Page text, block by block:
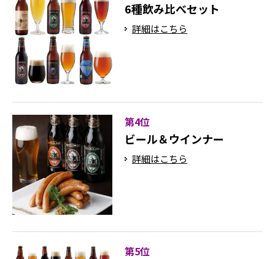
6種飲み比べセット
詳細はこちら
第4位
ビール＆ウインナー
詳細はこちら
第5位